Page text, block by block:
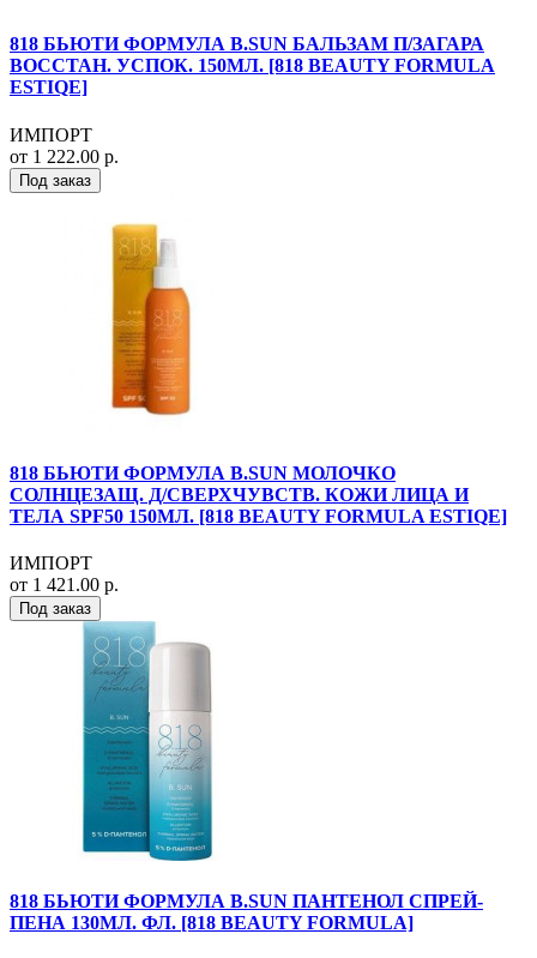
818 БЬЮТИ ФОРМУЛА B.SUN БАЛЬЗАМ П/ЗАГАРА
ВОССТАН. УСПОК. 150МЛ. [818 BEAUTY FORMULA
ESTIQE]
ИМПОРТ
от 1 222.00 р.
Под заказ
818 БЬЮТИ ФОРМУЛА B.SUN МОЛОЧКО
СОЛНЦЕЗАЩ. Д/СВЕРХЧУВСТВ. КОЖИ ЛИЦА И
ТЕЛА SPF50 150МЛ. [818 BEAUTY FORMULA ESTIQE]
ИМПОРТ
от 1 421.00 р.
Под заказ
818 БЬЮТИ ФОРМУЛА B.SUN ПАНТЕНОЛ СПРЕЙ-
ПЕНА 130МЛ. ФЛ. [818 BEAUTY FORMULA]